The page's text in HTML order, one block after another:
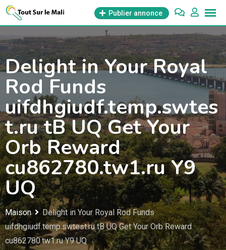
Aller
contenu
Publier annonce
Delight in Your Royal
Rod Funds
uifdhgiudf.temp.swtes
t.ru tB UQ Get Your
Orb Reward
cu862780.tw1.ru Y9
UQ
Maison
Delight in Your Royal Rod Funds
uifdhgiudf.temp.swtest.ru tB UQ Get Your Orb Reward
cu862780.tw1.ru Y9 UQ